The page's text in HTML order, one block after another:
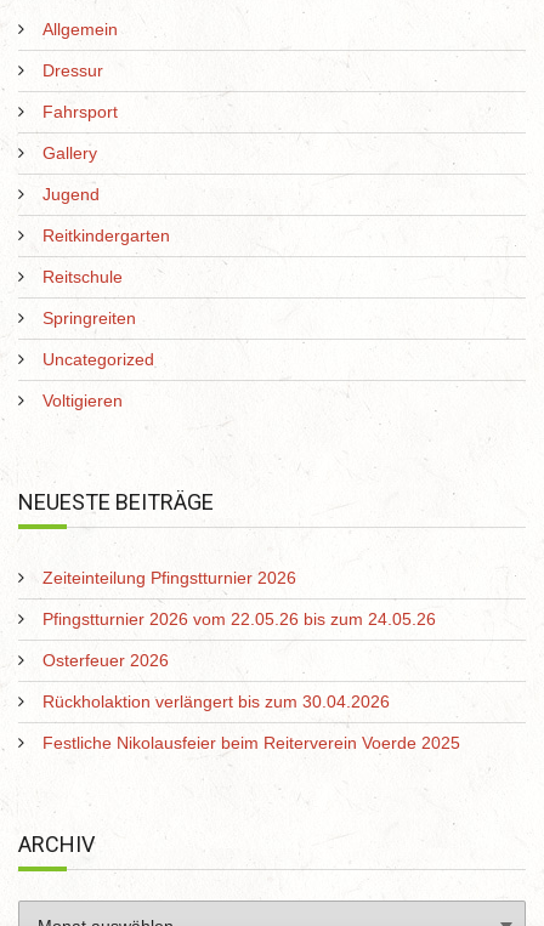
Allgemein
Dressur
Fahrsport
Gallery
Jugend
Reitkindergarten
Reitschule
Springreiten
Uncategorized
Voltigieren
NEUESTE BEITRÄGE
Zeiteinteilung Pfingstturnier 2026
Pfingstturnier 2026 vom 22.05.26 bis zum 24.05.26
Osterfeuer 2026
Rückholaktion verlängert bis zum 30.04.2026
Festliche Nikolausfeier beim Reiterverein Voerde 2025
ARCHIV